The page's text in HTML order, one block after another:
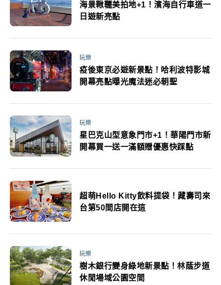
海景鞦韆美拍地+1！濱海自行車道一
日遊新亮點
玩樂
疫後東京必遊新景點！哈利波特影城
開幕亮點曝光魔法迷必朝聖
玩樂
星巴克山型意象門市+1！華陽門市新
開幕買一送一滿額贈優惠快踩點
超萌Hello Kitty飲料提袋！藏壽司來
台第50間店開在這
玩樂
樹木銀行變身綠地新景點！林蔭步道
休閒場域公園空間